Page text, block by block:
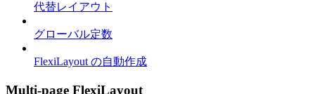
代替レイアウト
グローバル定数
FlexiLayout の自動作成
Multi-page FlexiLayout